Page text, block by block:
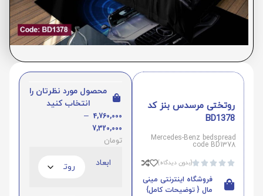
روتختی مرسدس بنز کد
BD1378
Mercedes-Benz bedspread
code BD1378




(بدون دیدگاه)
فروشگاه اینترنتی مینی
مال { توضیحات کامل}
محصول مورد نظرتان را
انتخاب کنید
4,760,000
–
7,320,000
تومان
ابعاد